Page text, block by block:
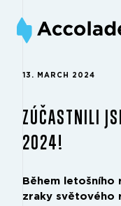
13. MARCH 2024
ZÚČASTNILI
2024!
Během letošního
zraky světového